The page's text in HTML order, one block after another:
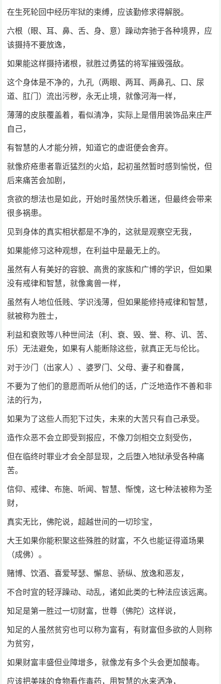
在生死轮回中经历牢狱的束缚，应该勤修求得解脱。
六根（眼、耳、鼻、舌、身、意）躁动奔驰于各种境界，应
该摄持不要放逸，
如果能这样摄持诸根，就胜过勇猛的将军摧毁强敌。
这个身体是不净的，九孔（两眼、两耳、两鼻孔、口、尿
道、肛门）流出污秽，永无止境，就像河海一样，
薄薄的皮肤覆盖着，看似清净，实际上是借用装饰品来庄严
自己，
有智慧的人才能分辨，知道它的虚诳便会舍弃。
就像疥疮患者靠近猛烈的火焰，起初虽然暂时感到愉悦，但
后来痛苦会加剧，
贪欲的想法也是如此，开始时虽然快乐着迷，但最终会带来
很多祸患。
见到身体的真实相状都是不净的，这就是观察空无我，
如果能修习这种观想，在利益中是最无上的。
虽然有人有美好的容貌、高贵的家族和广博的学识，但如果
没有戒律和智慧，就像禽兽一样，
虽然有人地位低贱、学识浅薄，但如果能修持戒律和智慧，
就被称为胜士，
利益和衰败等八种世间法（利、衰、毁、誉、称、讥、苦、
乐）无法避免，如果有人能断除这些，就真正无与伦比。
对于沙门（出家人）、婆罗门、父母、妻子和眷属，
不要为了他们的意愿而听从他们的话，广泛地造作不善和非
法的行为，
如果为了这些人而犯下过失，未来的大苦只有自己承受。
造作众恶不会立即受到报应，不像刀剑相交立刻受伤，
但在临终时罪业才会全部显现，之后堕入地狱承受各种痛
苦。
信仰、戒律、布施、听闻、智慧、惭愧，这七种法被称为圣
财，
真实无比，佛陀说，超越世间的一切珍宝，
大王如果你能积聚这些殊胜的财富，不久也能证得道场果
（成佛）。
赌博、饮酒、喜爱琴瑟、懈怠、骄纵、放逸和恶友，
不合时宜的轻浮躁动、动乱，诸如此类的七种法应该远离。
知足是第一胜过一切财富，世尊（佛陀）这样说，
知足的人虽然贫穷也可以称为富有，有财富但多欲的人则称
为贫穷，
如果财富丰盛但业障增多，就像龙有多个头会更加酸毒。
应该把美味的食物看作毒药，用智慧的水来洒净，